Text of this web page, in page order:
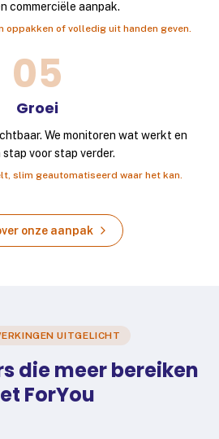
commerciële aanpak.
oppakken of volledig uit handen geven.
05
Groei
We monitoren wat werkt en
stap voor stap verder.
slim geautomatiseerd waar het kan.
onze aanpak
UITGELICHT
die meer bereiken
ForYou